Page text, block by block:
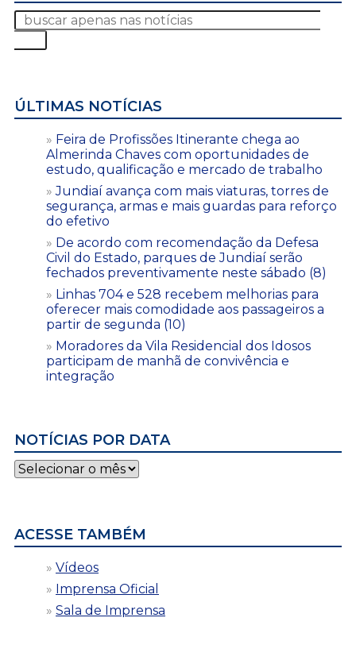
ÚLTIMAS NOTÍCIAS
Feira de Profissões Itinerante chega ao
Almerinda Chaves com oportunidades de
estudo, qualificação e mercado de trabalho
Jundiaí avança com mais viaturas, torres de
segurança, armas e mais guardas para reforço
do efetivo
De acordo com recomendação da Defesa
Civil do Estado, parques de Jundiaí serão
fechados preventivamente neste sábado (8)
Linhas 704 e 528 recebem melhorias para
oferecer mais comodidade aos passageiros a
partir de segunda (10)
Moradores da Vila Residencial dos Idosos
participam de manhã de convivência e
integração
NOTÍCIAS POR DATA
Notícias
por
ACESSE TAMBÉM
Vídeos
Imprensa Oficial
Sala de Imprensa